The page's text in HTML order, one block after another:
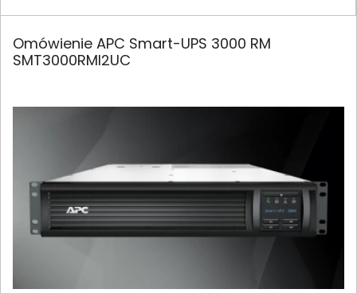
Omówienie APC Smart-UPS 3000 RM
SMT3000RMI2UC